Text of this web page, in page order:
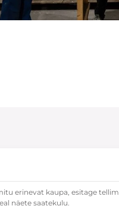
erinevat kaupa, esitage
näete saatekulu.